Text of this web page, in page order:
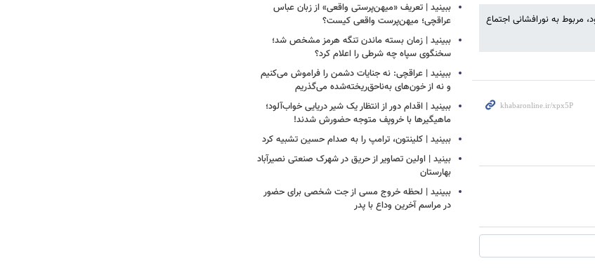
به نورافشانی اجتماع
ببینید | تعریف «میهن‌پرستی واقعی» از زبان عباس
عراقچی؛ میهن‌پرست واقعی کیست؟
ببینید | زمان بسته ماندن تنگه هرمز مشخص شد؛
سخنگوی سپاه چه شرطی را اعلام کرد؟
ببینید | عراقچی: نه جنایات دشمن را فراموش می‌کنیم
و نه از خون‌های به‌ناحق‌ریخته‌شده می‌گذریم
ببینید | اقدام دور از انتظار یک شیر دریایی خواب‌آلود؛
ماهیگیرها با خروپف متوجه حضورش شدند!
ببینید | کلینتون، ترامپ را به صدام حسین تشبیه کرد
بینید | اولین تصاویر از حریق در شهرک صنعتی نصیرآباد
بهارستان
ببینید | لحظه خروج مسی از جت شخصی برای حضور
در مراسم آخرین وداع با پدر